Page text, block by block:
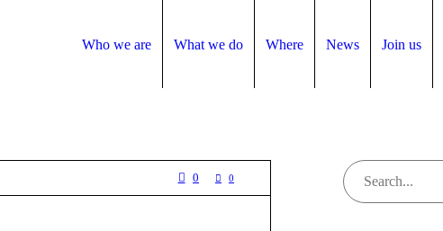
Who we are What we do Where News Join us
0 0